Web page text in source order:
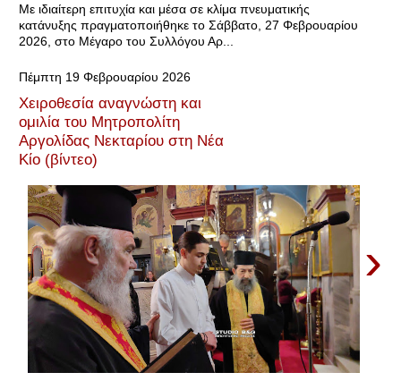
Με ιδιαίτερη επιτυχία και μέσα σε κλίμα πνευματικής
κατάνυξης πραγματοποιήθηκε το Σάββατο, 27 Φεβρουαρίου
2026, στο Μέγαρο του Συλλόγου Αρ...
Πέμπτη 19 Φεβρουαρίου 2026
Χειροθεσία αναγνώστη και
ομιλία του Μητροπολίτη
Αργολίδας Νεκταρίου στη Νέα
Κίο (βίντεο)
›